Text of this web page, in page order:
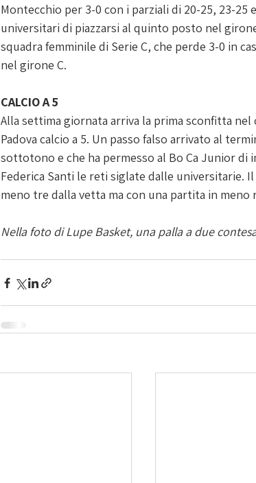
Montecchio per 3-0 con i parziali di 20-25, 23-25
universitari di piazzarsi al quinto posto nel
squadra femminile di Serie C, che perde 3-0 in
nel girone C.
CALCIO A 5
Alla settima giornata arriva la prima sconfitta nel
Padova calcio a 5. Un passo falso arrivato al
sottotono e che ha permesso al Bo Ca Junior di
Federica Santi le reti siglate dalle universitarie.
meno tre dalla vetta ma con una partita in
Nella foto di Lupe Basket, una palla a due